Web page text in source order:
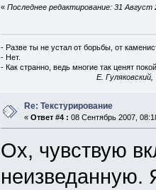
«Последнее редактирование: 31 Август
- Разве ты не устал от борьбы, от
- Нет.
- Как странно, ведь многие так ценят
E.
Re: Текстурирование
« Ответ #4 : 08 Сентябрь 2007,
Ох, чувствую
неизведанную.